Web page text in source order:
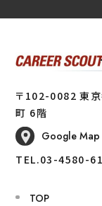
〒102-0082 東
町 6階
Google Map
TEL.03-4580-
TOP